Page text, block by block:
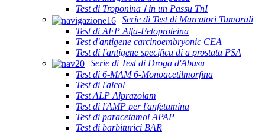
Test di Troponina Ⅰ in un Passu TnI
Serie di Test di Marcatori Tumorali
Test di AFP Alfa-Fetoproteina
Test d'antigene carcinoembryonic CEA
Test di l'antigene specificu di a prostata PSA
Serie di Test di Droga d'Abusu
Test di 6-MAM 6-Monoacetilmorfina
Test di l'alcol
Test ALP Alprazolam
Test di l'AMP per l'anfetamina
Test di paracetamol APAP
Test di barbiturici BAR